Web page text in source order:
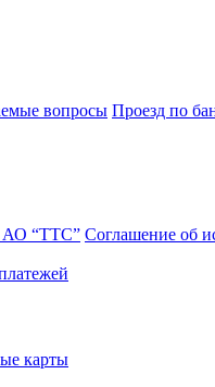
вопросы Проезд по
“ТТС” Соглашение об
карты